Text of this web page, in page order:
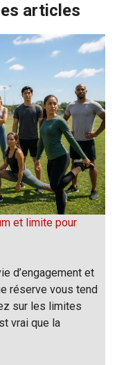
articles
et limite pour
d’engagement et
réserve vous tend
sur les limites
vrai que la